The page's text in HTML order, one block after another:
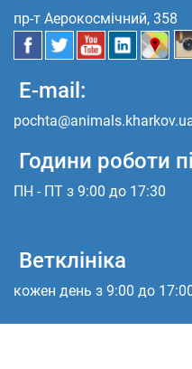
пр-т Аерокосмічний, 358
E-mail:
Години роботи
ПН - ПТ з 9:00 до 17:30
Ветклініка
кожен день з 9:00 до